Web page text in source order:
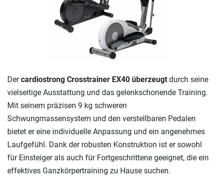
Dercardiostrong Crosstrainer EX40 überzeugt durch seine
vielseitige Ausstattung und das gelenkschonende Training.
Mit seinem präzisen 9 kg schweren
Schwungmassensystem und den verstellbaren Pedalen
bietet er eine individuelle Anpassung und ein angenehmes
Laufgefühl. Dank der robusten Konstruktion ist er sowohl
für Einsteiger als auch für Fortgeschrittene geeignet, die ein
effektives Ganzkörpertraining zu Hause suchen.